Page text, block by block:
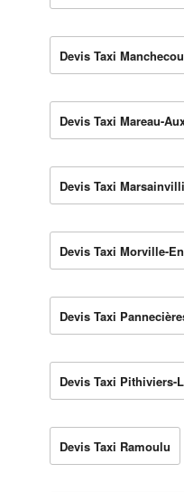
Devis Taxi
Devis Taxi Mareau-
Devis Taxi
Devis Taxi Morville-
Devis Taxi
Devis Taxi Pithiviers-
Devis Taxi Ramoulu